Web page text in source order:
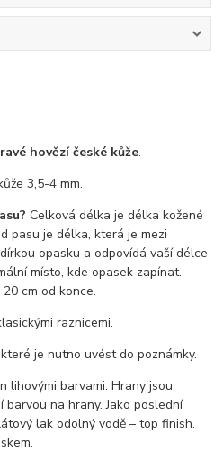
hovězí české kůže.
3,5-4 mm.
Celková délka je délka kožené
pasu je délka, která je mezi
opasku a odpovídá vaší délce
místo, kde opasek zapínat.
cm od konce.
raznicemi.
je nutno uvést do poznámky.
lihovými barvami. Hrany jsou
na hrany. Jako poslední
lak odolný vodě – top finish.